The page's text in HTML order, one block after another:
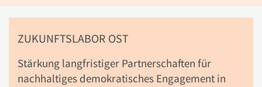
ZUKUNFTSLABOR OST
Stärkung langfristiger Partnerschaften für
nachhaltiges demokratisches Engagement in